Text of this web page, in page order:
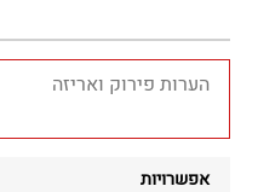
אפשרויות